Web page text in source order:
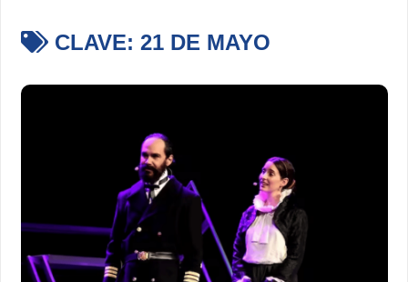
CLAVE: 21 DE MAYO